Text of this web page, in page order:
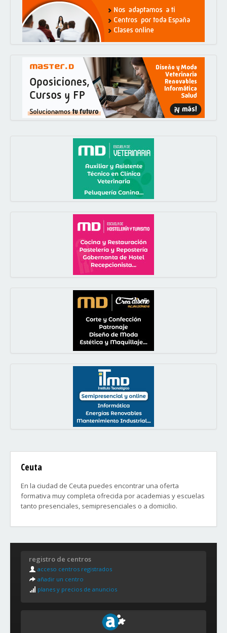
Ceuta
En la ciudad de Ceuta puedes encontrar una oferta
formativa muy completa ofrecida por academias y escuelas
tanto presenciales, semipresenciales o a domicilio.
registro de centros
acceso centros registrados
añadir un centro
planes y precios de anuncios